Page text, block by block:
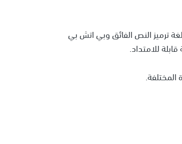
ترميز النص الفائق وبي اتش بي
للامتداد.
المختلفة.